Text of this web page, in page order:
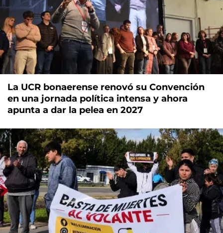
La UCR bonaerense renovó su Convención
en una jornada política intensa y ahora
apunta a dar la pelea en 2027